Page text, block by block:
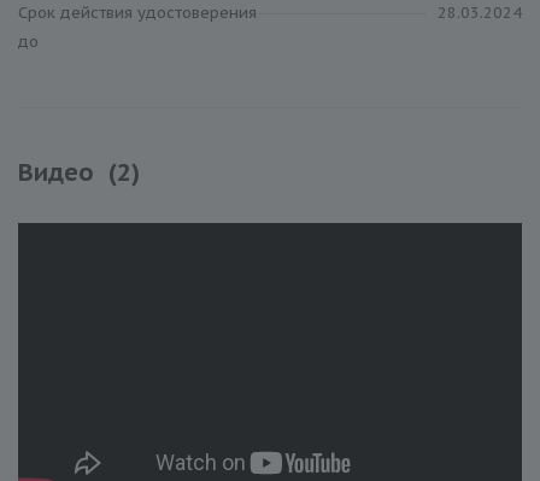
Срок действия удостоверения
до
28.03.2024
Видео (2)